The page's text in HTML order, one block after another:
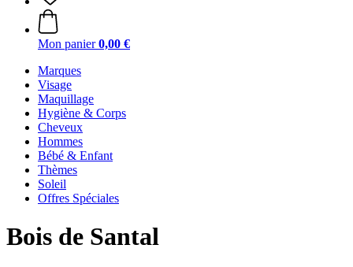
Mon panier 0,00 €
Marques
Visage
Maquillage
Hygiène & Corps
Cheveux
Hommes
Bébé & Enfant
Thèmes
Soleil
Offres Spéciales
Bois de Santal